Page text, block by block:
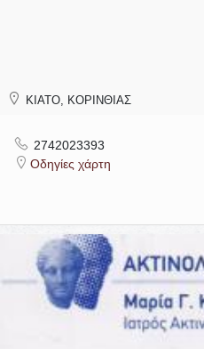
ΚΙΑΤΟ, ΚΟΡΙΝΘΙΑΣ
2742023393
Οδηγίες χάρτη